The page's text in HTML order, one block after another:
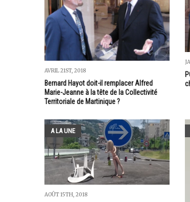
AVRIL 21ST, 2018
Bernard Hayot doit-il remplacer Alfred
Marie-Jeanne à la tête de la Collectivité
Territoriale de Martinique ?
A LA UNE
AOÛT 15TH, 2018